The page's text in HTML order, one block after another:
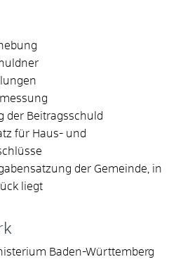
der Beitragsschuld
für Haus- und
der Gemeinde, in
liegt
Baden-Württemberg